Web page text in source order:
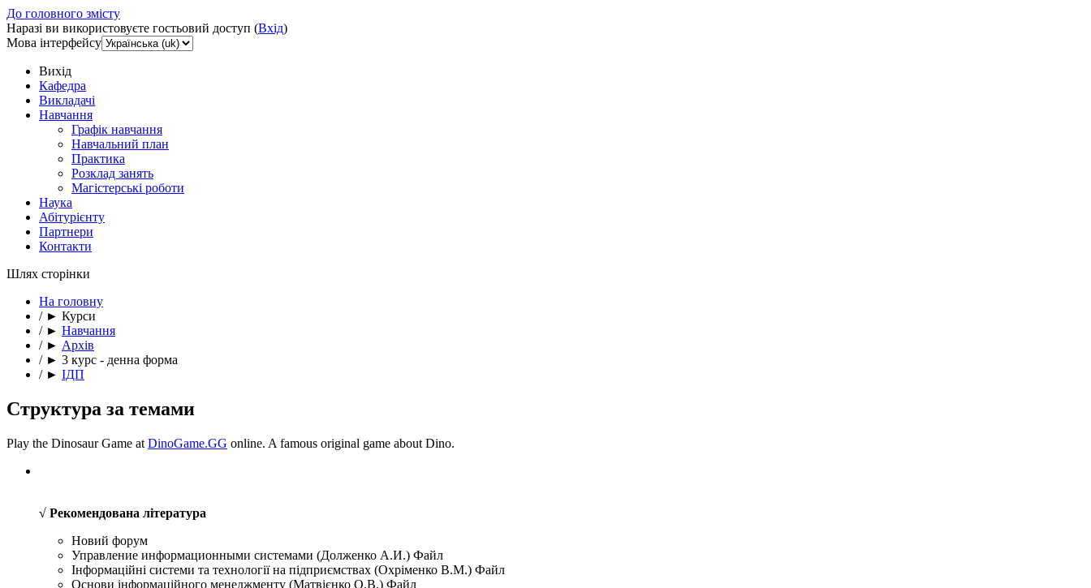
До головного змісту
Наразі ви використовуєте гостьовий доступ (Вхід)
Мова інтерфейсу
Вихід
Кафедра
Викладачі
Навчання
Графік навчання
Навчальний план
Практика
Розклад занять
Магістерські роботи
Наука
Абітурієнту
Партнери
Контакти
Шлях сторінки
На головну
/ ► Курси
/ ► Навчання
/ ► Архів
/ ► 3 курс - денна форма
/ ► ІДП
Структура за темами
Play the Dinosaur Game at DinoGame.GG online. A famous original game about Dino.
√ Рекомендована література
Новий форум
Управление информационными системами (Долженко А.И.) Файл
Інформаційні системи та технології на підприємствах (Охріменко В.М.) Файл
Основи інформаційного менеджменту (Матвієнко О.В.) Файл